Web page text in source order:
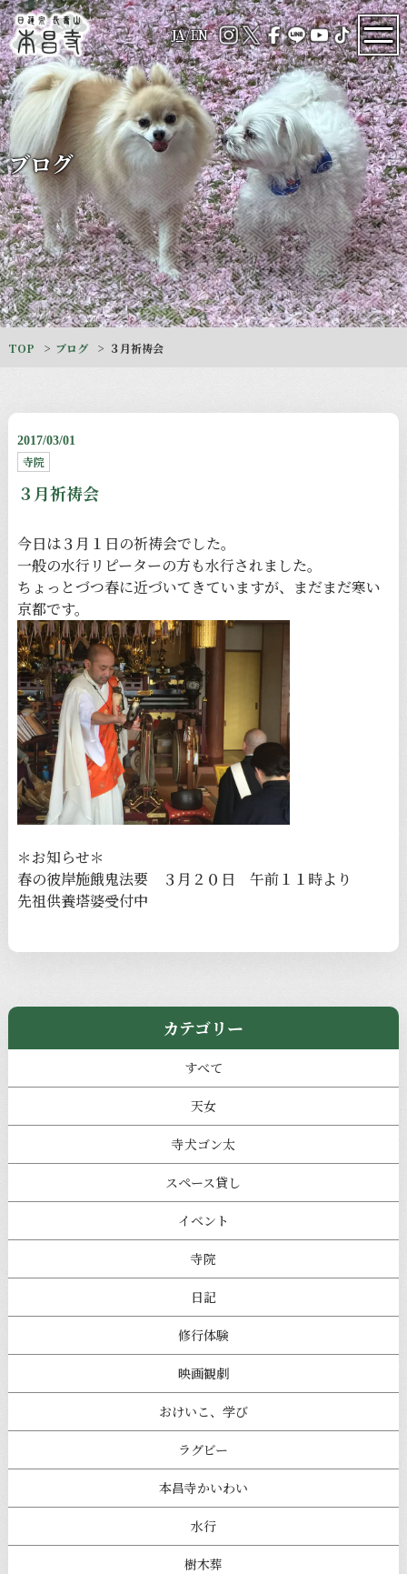
JA/EN
ブログ
TOP ブログ ３月祈祷会
2017/03/01
寺院
３月祈祷会
今日は３月１日の祈祷会でした。
一般の水行リピーターの方も水行されました。
ちょっとづつ春に近づいてきていますが、まだまだ寒い
京都です。
＊お知らせ＊
春の彼岸施餓鬼法要 ３月２０日 午前１１時より
先祖供養塔婆受付中
カテゴリー
すべて
天女
寺犬ゴン太
スペース貸し
イベント
寺院
日記
修行体験
映画観劇
おけいこ、学び
ラグビー
本昌寺かいわい
水行
樹木葬